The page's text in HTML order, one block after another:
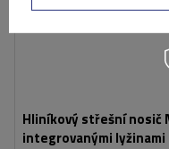
Hliníkový střešní nosič
integrovanými lyžinami